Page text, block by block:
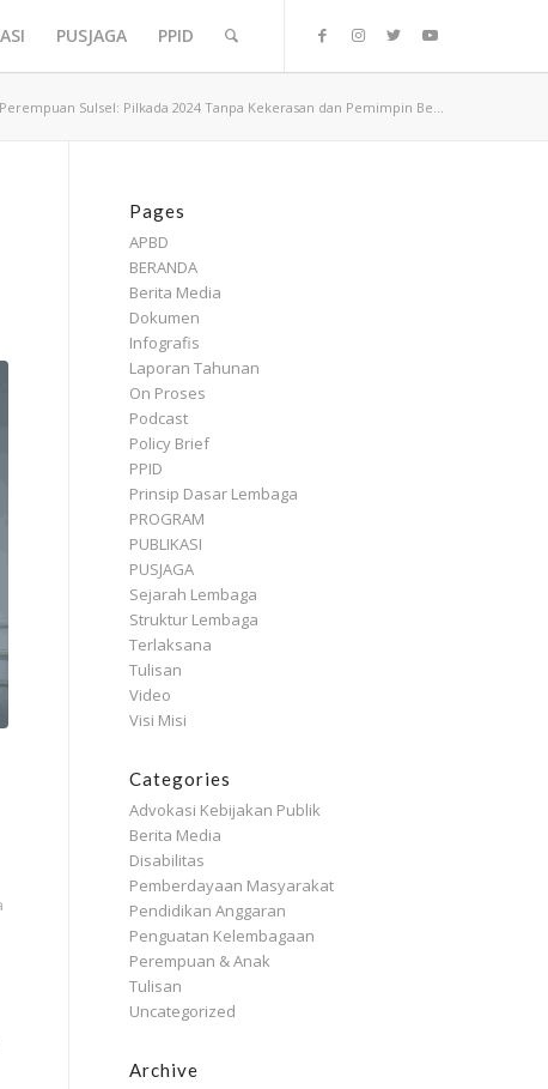
PUSJAGA PPID
Sulsel: Pilkada 2024 Tanpa Kekerasan dan Pemimpin Be...
Pages
APBD
BERANDA
Berita Media
Dokumen
Infografis
Laporan Tahunan
On Proses
Podcast
Policy Brief
PPID
Prinsip Dasar Lembaga
PROGRAM
PUBLIKASI
PUSJAGA
Sejarah Lembaga
Struktur Lembaga
Terlaksana
Tulisan
Video
Visi Misi
Categories
Advokasi Kebijakan Publik
Berita Media
Disabilitas
Pemberdayaan Masyarakat
Pendidikan Anggaran
Penguatan Kelembagaan
Perempuan & Anak
Tulisan
Uncategorized
Archive